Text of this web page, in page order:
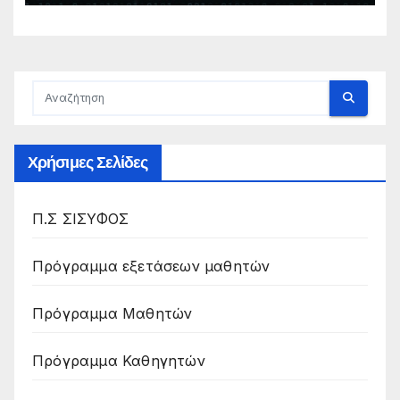
και Π.ΕΠΑ.Λ., για το σχολικό έτος
Χρήσιμες Σελίδες
Π.Σ ΣΙΣΥΦΟΣ
Πρόγραμμα εξετάσεων μαθητών
Πρόγραμμα Μαθητών
Πρόγραμμα Καθηγητών